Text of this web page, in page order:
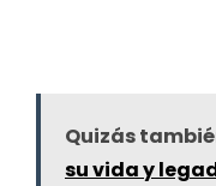
Quizás
su vida y